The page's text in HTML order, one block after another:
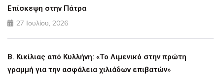
Επίσκεψη στην Πάτρα
27 Ιουλίου, 2026
Β. Κικίλιας από Κυλλήνη: «Το Λιμενικό στην πρώτη
γραμμή για την ασφάλεια χιλιάδων επιβατών»